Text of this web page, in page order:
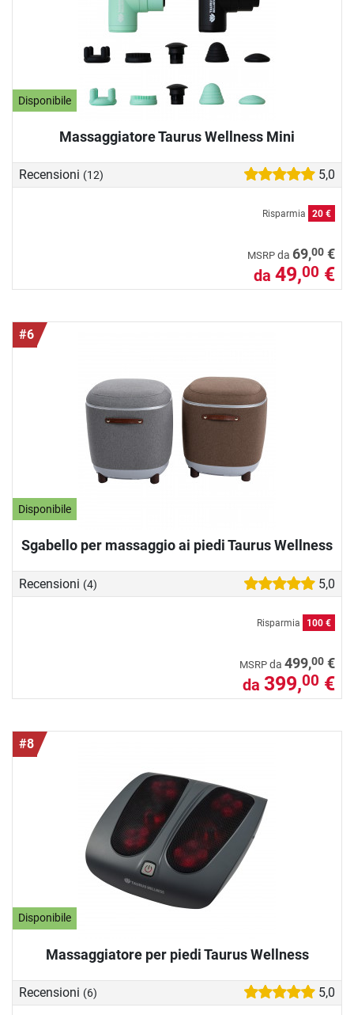
Disponibile
Massaggiatore Taurus Wellness Mini
Recensioni (12) 5,0
Risparmia 20 €
MSRP da 69,00 €
da 49,00 €
#6
Disponibile
Sgabello per massaggio ai piedi Taurus Wellness
Recensioni (4) 5,0
Risparmia 100 €
MSRP da 499,00 €
da 399,00 €
#8
Disponibile
Massaggiatore per piedi Taurus Wellness
Recensioni (6) 5,0